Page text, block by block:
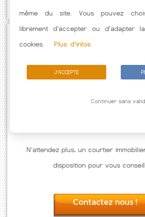
N'attendez plus, un courtier
disposition pour vous
Contactez nous !
même du site. Vous pouvez
librement d'accepter ou d'adapter
cookies.
Plus d'infos
J'ACCEPTE
Continuer sans